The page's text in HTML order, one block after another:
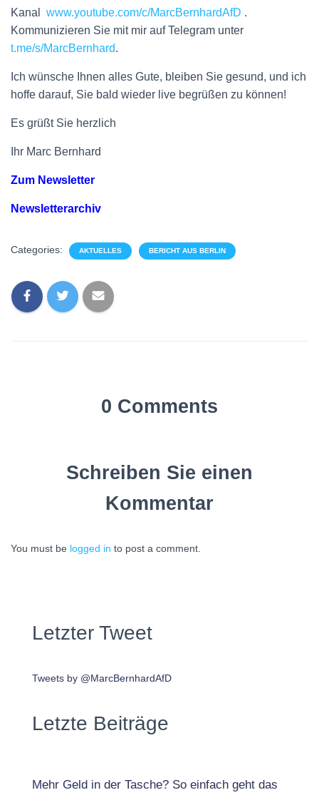
Kanal www.youtube.com/c/MarcBernhardAfD .
Kommunizieren Sie mit mir auf Telegram unter
t.me/s/MarcBernhard.
Ich wünsche Ihnen alles Gute, bleiben Sie gesund, und ich
hoffe darauf, Sie bald wieder live begrüßen zu können!
Es grüßt Sie herzlich
Ihr Marc Bernhard
Zum Newsletter
Newsletterarchiv
Categories: AKTUELLES BERICHT AUS BERLIN
0 Comments
Schreiben Sie einen
Kommentar
You must be logged in to post a comment.
Letzter Tweet
Tweets by @MarcBernhardAfD
Letzte Beiträge
Mehr Geld in der Tasche? So einfach geht das